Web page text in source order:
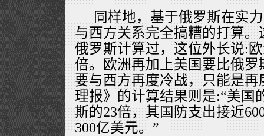
同样地，基于俄罗斯在实
与西方关系完全搞糟的打算
俄罗斯计算过，这位外长说:
倍。欧洲再加上美国要比俄罗
要与西方再度冷战，只能是
理报》的计算结果则是:“美国
斯的23倍，其国防支出接近
300亿美元。”